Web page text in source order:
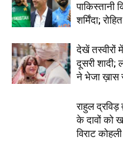
पाकिस्तानी
शर्मिंदा;
देखें तस्वीरों
दूसरी शादी;
ने भेजा ख़ास
राहुल द्रविड़
के दावों को
विराट